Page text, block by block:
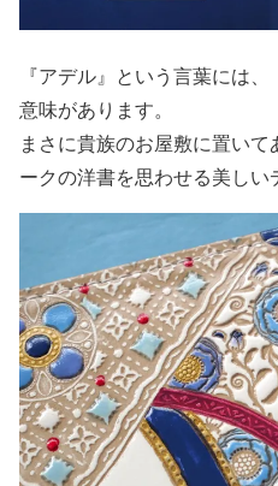
『アデル』という言葉には
意味があります。
まさに貴族のお屋敷に置い
ークの洋書を思わせる美し